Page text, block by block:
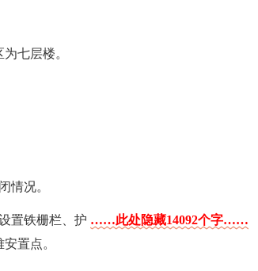
七层楼。
情况。
置铁栅栏、护 ……此处隐藏14092个字……
置点。